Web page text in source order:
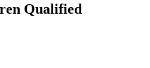
Qualified